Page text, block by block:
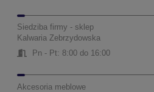
Siedziba firmy - sklep
Kalwaria Zebrzydowska
Pn - Pt: 8:00 do 16:00
Akcesoria meblowe